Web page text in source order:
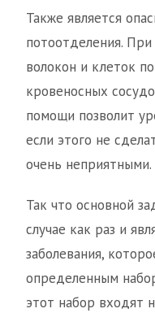
Также является
потоотделения.
волокон и клеток
кровеносных
помощи позволит
если этого не
очень неприятными.
Так что основной
случае как раз и
заболевания,
определенным
этот набор входят